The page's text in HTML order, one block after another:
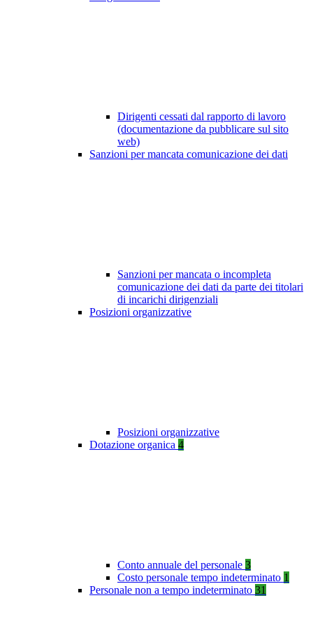
Dirigenti cessati dal rapporto di lavoro
(documentazione da pubblicare sul sito
web)
Sanzioni per mancata comunicazione dei dati
Sanzioni per mancata o incompleta
comunicazione dei dati da parte dei titolari
di incarichi dirigenziali
Posizioni organizzative
Posizioni organizzative
Dotazione organica 4
Conto annuale del personale 3
Costo personale tempo indeterminato 1
Personale non a tempo indeterminato 31